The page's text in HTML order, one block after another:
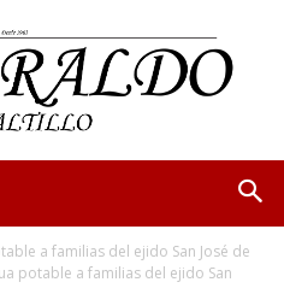
a familias del ejido San José de
potable a familias del ejido San